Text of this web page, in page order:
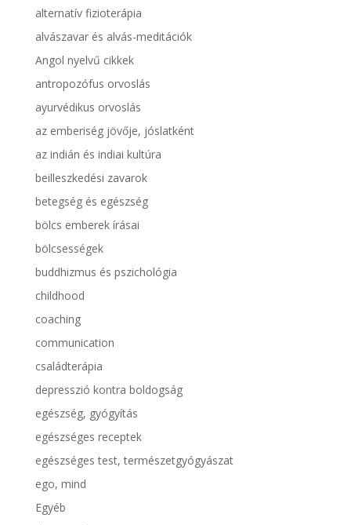
alternatív fizioterápia
alvászavar és alvás-meditációk
Angol nyelvű cikkek
antropozófus orvoslás
ayurvédikus orvoslás
az emberiség jövője, jóslatként
az indián és indiai kultúra
beilleszkedési zavarok
betegség és egészség
bölcs emberek írásai
bölcsességek
buddhizmus és pszichológia
childhood
coaching
communication
családterápia
depresszió kontra boldogság
egészség, gyógyítás
egészséges receptek
egészséges test, természetgyógyászat
ego, mind
Egyéb